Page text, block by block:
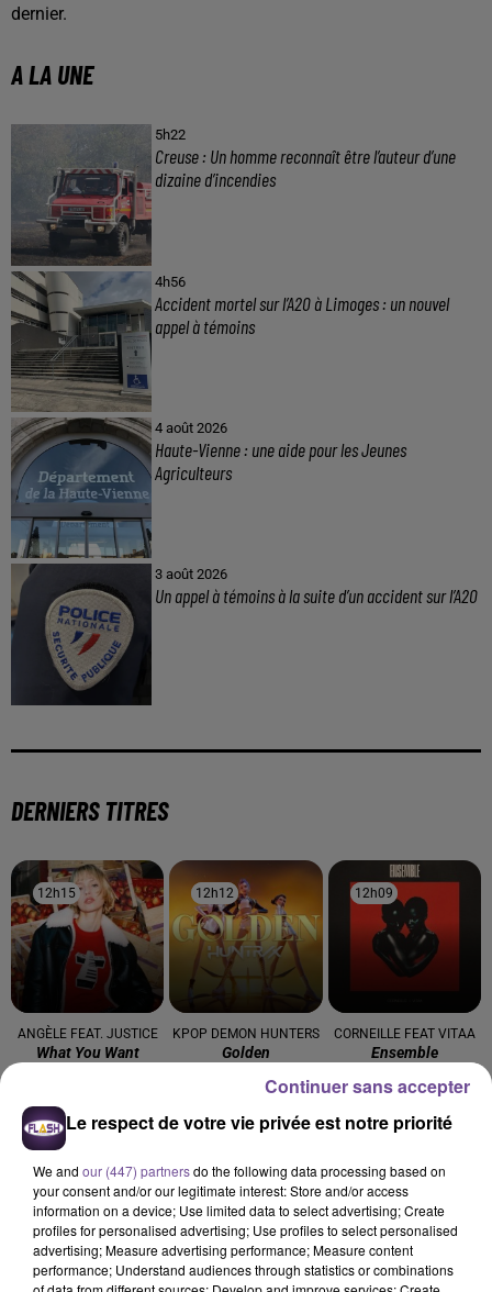
dernier.
A LA UNE
5h22
Creuse : Un homme reconnaît être l’auteur d’une
dizaine d’incendies
4h56
Accident mortel sur l’A20 à Limoges : un nouvel
appel à témoins
4 août 2026
Haute-Vienne : une aide pour les Jeunes
Agriculteurs
3 août 2026
Un appel à témoins à la suite d’un accident sur l’A20
DERNIERS TITRES
12h15
12h15
ANGÈLE FEAT. JUSTICE
What You Want
12h12
12h12
KPOP DEMON HUNTERS
Golden
12h09
12h09
CORNEILLE FEAT VITAA
Ensemble
Sia
Cheap Thrills
ALEX WARREN
Fever Dream
DISIZ, THEODORA
Melodrama
Le respect de votre vie privée est notre priorité
We and our (447) partnersdo the following data processing based on
your consent and/or our legitimate interest: Store and/or access
information on a device; Use limited data to select advertising; Create
profiles for personalised advertising; Use profiles to select personalised
advertising; Measure advertising performance; Measure content
performance; Understand audiences through statistics or combinations
Continuer sans accepter